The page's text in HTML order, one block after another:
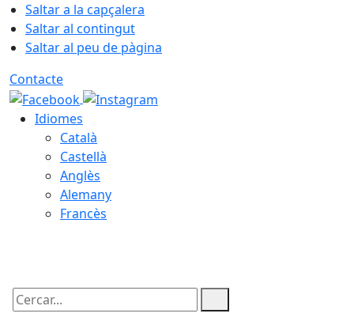
Saltar a la capçalera
Saltar al contingut
Saltar al peu de pàgina
Contacte
Idiomes
Català
Castellà
Anglès
Alemany
Francès
Cercar: